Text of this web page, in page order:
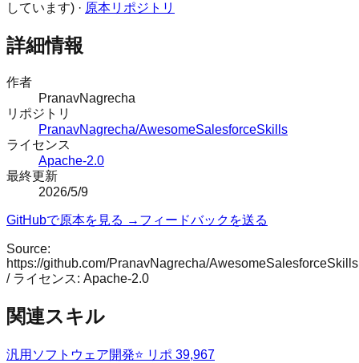
しています) · 原本リポジトリ
詳細情報
作者
PranavNagrecha
リポジトリ
PranavNagrecha/AwesomeSalesforceSkills
ライセンス
Apache-2.0
最終更新
2026/5/9
GitHubで原本を見る → フィードバックを送る
Source:
https://github.com/PranavNagrecha/AwesomeSalesforceSkills
/ ライセンス: Apache-2.0
関連スキル
汎用 ソフトウェア開発⭐ リポ 39,967